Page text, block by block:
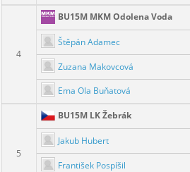
4
BU15M MKM Odolena Voda
Štěpán Adamec
Zuzana Makovcová
Ema Ola Buňatová
5
BU15M LK Žebrák
Jakub Hubert
František Pospíšil